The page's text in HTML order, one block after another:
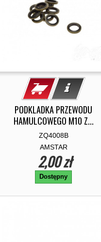
PODKLADKA PRZEWODU
HAMULCOWEGO M10 Z...
ZQ4008B
AMSTAR
2,00 zł
Dostępny